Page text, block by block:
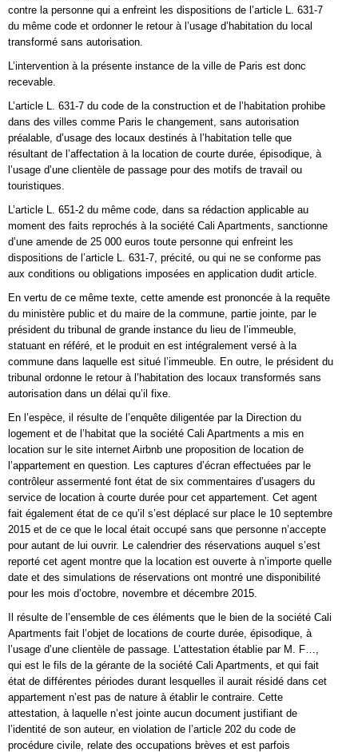
contre la personne qui a enfreint les dispositions de l’article L. 631-7
du même code et ordonner le retour à l’usage d’habitation du local
transformé sans autorisation.
L’intervention à la présente instance de la ville de Paris est donc
recevable.
L’article L. 631-7 du code de la construction et de l’habitation prohibe
dans des villes comme Paris le changement, sans autorisation
préalable, d’usage des locaux destinés à l’habitation telle que
résultant de l’affectation à la location de courte durée, épisodique, à
l’usage d’une clientèle de passage pour des motifs de travail ou
touristiques.
L’article L. 651-2 du même code, dans sa rédaction applicable au
moment des faits reprochés à la société Cali Apartments, sanctionne
d’une amende de 25 000 euros toute personne qui enfreint les
dispositions de l’article L. 631-7, précité, ou qui ne se conforme pas
aux conditions ou obligations imposées en application dudit article.
En vertu de ce même texte, cette amende est prononcée à la requête
du ministère public et du maire de la commune, partie jointe, par le
président du tribunal de grande instance du lieu de l’immeuble,
statuant en référé, et le produit en est intégralement versé à la
commune dans laquelle est situé l’immeuble. En outre, le président du
tribunal ordonne le retour à l’habitation des locaux transformés sans
autorisation dans un délai qu’il fixe.
En l’espèce, il résulte de l’enquête diligentée par la Direction du
logement et de l’habitat que la société Cali Apartments a mis en
location sur le site internet Airbnb une proposition de location de
l’appartement en question. Les captures d’écran effectuées par le
contrôleur assermenté font état de six commentaires d’usagers du
service de location à courte durée pour cet appartement. Cet agent
fait également état de ce qu’il s’est déplacé sur place le 10 septembre
2015 et de ce que le local était occupé sans que personne n’accepte
pour autant de lui ouvrir. Le calendrier des réservations auquel s’est
reporté cet agent montre que la location est ouverte à n’importe quelle
date et des simulations de réservations ont montré une disponibilité
pour les mois d’octobre, novembre et décembre 2015.
Il résulte de l’ensemble de ces éléments que le bien de la société Cali
Apartments fait l’objet de locations de courte durée, épisodique, à
l’usage d’une clientèle de passage. L’attestation établie par M. F…,
qui est le fils de la gérante de la société Cali Apartments, et qui fait
état de différentes périodes durant lesquelles il aurait résidé dans cet
appartement n’est pas de nature à établir le contraire. Cette
attestation, à laquelle n’est jointe aucun document justifiant de
l’identité de son auteur, en violation de l’article 202 du code de
procédure civile, relate des occupations brèves et est parfois